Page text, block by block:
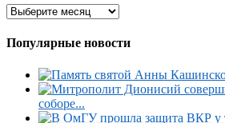
Популярные новости
соборе...